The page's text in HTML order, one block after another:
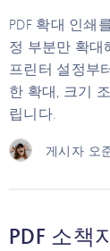
PDF 확대 인쇄
정 부분만 확대
프린터 설정부
한 확대, 크기
립니다.
게시자 오
PDF 소책